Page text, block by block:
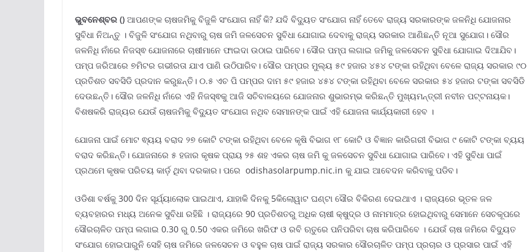
ଭୁବନେଶ୍ବର () ଆପଣଙ୍କ ଚାଷଜମିକୁ ବିଜୁଳି ସଂଯୋଗ ନାହିଁ କି? ଯଦି ବିଦ୍ୟୁତ ସଂଯୋଗ ନାହିଁ ତେବେ ରାଜ୍ୟ ସରକାରଙ୍କ ଜଳନିଧି ଯୋଜନାର
ସୁବିଧା ନିଅନ୍ତୁ । ବିଜୁଳି ସଂଯୋଗ ନଥିବାରୁ ଚାଷ ଜମି ଜଳସେଚନ ସୁବିଧା ଯୋଗାଇ ଦେବାକୁ ରାଜ୍ୟ ସରକାର ଆଣିଛନ୍ତି ନୂଆ ସୁଯୋଗ। ସୌର
ଜଳନିଧି ନାଁରେ ନିଜସ୍ଵ ଯୋଜନାରେ ଚାଷୀମାନେ ଫାଇଦା ଉଠାଇ ପାରିବେ। ସୌର ପମ୍ପ ଲଗାଇ ଜମିକୁ ଜଳସେଚନ ସୁବିଧା ଯୋଗାଇ ଦିଆଯିବ।
ପମ୍ପ ଜରିଆରେ ୭ମିଟର ଗଭୀରତା ଯାଏ ପାଣି ଉଠିପାରିବ। ସୌର ପମ୍ପର ମୁଲ୍ୟ ୫୯ ହଜାର ୪୫୪ ଟଙ୍କା ରହିଥିବା ବେଳେ ରାଜ୍ୟ ସରକାର ୯୦
ପ୍ରତିଶତ ସବସିଡି ପ୍ରଦାନ କରୁଛନ୍ତି। ୦.୫ ଏଚ ପି ପମ୍ପର ଦାମ ୫୯ ହଜାର ୪୫୪ ଟଙ୍କା ରହିଥିବା ବେଳେ ସରକାର ୫୪ ହଜାର ଟଙ୍କା ସବସିଡି
ଦେଉଛନ୍ତି। ସୌର ଜଳନିଧି ନାଁରେ ଏହି ନିଜସ୍ଵକୁ ଆଜି ସଚିବାଳୟରେ ଯୋଜନାର ଶୁଭାରମ୍ଭ କରିଛନ୍ତି ମୁଖ୍ୟମନ୍ତ୍ରୀ ନବୀନ ପଟ୍ଟନାୟକ।
ବିଶଷକରି ରାଜ୍ୟର ଯେଉଁ ଚାଷଜମିକୁ ବିଦ୍ୟୁତ ସଂଯୋଗ ନଥିବ ସେମାନଙ୍କ ପାଇଁ ଏହି ଯୋଜନା କାର୍ଯ୍ୟକାରୀ ହେବ ।
ଯୋଜନା ପାଇଁ ମୋଟ ଵ୍ୟୟ ବରାଦ ୨୭ କୋଟି ଟଙ୍କା ରହିଥିବା ବେଳେ କୃଷି ବିଭାଗ ୧୮ କୋଟି ଓ ବିଜ୍ଞାନ କାରିଗରୀ ବିଭାଗ ୯ କୋଟି ଟଙ୍କା ବ୍ୟୟ
ବରାଦ କରିଛନ୍ତି। ଯୋଜନାରେ ୫ ହଜାର କୃଷକ ପ୍ରାୟ ୨୫ ଶହ ଏକର ଚାଷ ଜମି କୁ ଜଳସେଚନ ସୁବିଧା ଯୋଗାଇ ପାରିବେ। ଏହି ସୁବିଧା ପାଇଁ
ପ୍ରଥମେ କୃଷକ ପରିଚୟ କାର୍ଡ଼ ଥିବା ଦରକାର। ପରେ odishasolarpump.nic.in କୁ ଯାଇ ଆବେଦନ କରିବାକୁ ପଡିବ।
ଓଡିଶା ବର୍ଷକୁ 300 ଦିନ ସୂର୍ଯ୍ୟାଲୋକ ପାଇଥାଏ, ଯାହାକି ଦିନକୁ 5କିଲୋୱାଟ ଘଣ୍ଟା ସୌର ବିକିରଣ ଦେଇଥାଏ । ରାଜ୍ୟରେ ଭୂତଳ ଜଳ
ବ୍ୟବହାରର ମଧ୍ୟ ଅନେକ ସୁବିଧା ରହିଛି । ରାଜ୍ୟରେ 90 ପ୍ରତିଶତରୁ ଅଧିକ ଚାଷୀ କ୍ଷୁଦ୍ର ଓ ନାମମାତ୍ର ହୋଇଥିବାରୁ ସେମାନେ ସେଚକୂପରେ
ସୌରଚାଳିତ ପମ୍ପ ଲଗାଇ 0.30 ରୁ 0.50 ଏକର ଜମିରେ ଖରିଫ ଓ ରବି ଋତୁରେ ପନିପରିବା ଚାଷ କରିପାରିବେ । ଯେଉଁ ଚାଷ ଜମିରେ ବିଦ୍ୟୁତ
ସଂଯୋଗ ହୋଇପାରୁନି ସେହି ଚାଷ ଜମିରେ ଜଳସେଚନ ଓ ବହୁଳ ଚାଷ ପାଇଁ ରାଜ୍ୟ ସରକାର ସୌରଚାଳିତ ପମ୍ପ ପ୍ରଚାର ଓ ପ୍ରସାର ପାଇଁ ଏହି